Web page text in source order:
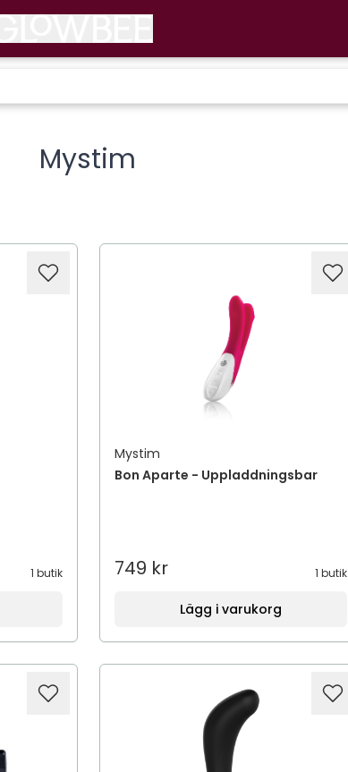
Mystim
1 butik
Mystim
Bon Aparte - Uppladdningsbar
749 kr 1 butik
Lägg i varukorg